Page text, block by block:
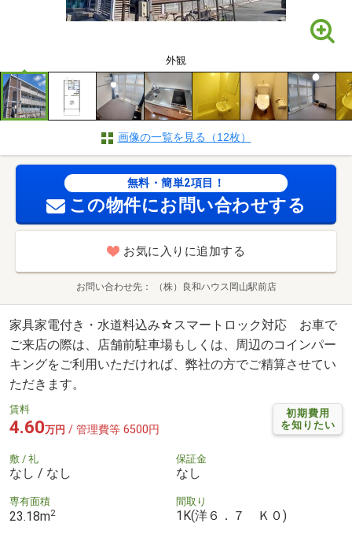
外観
画像の一覧を見る（12枚）
無料・簡単2項目！
この物件にお問い合わせする
お気に入りに追加する
お問い合わせ先 （株）良和ハウス岡山駅前店
家具家電付き・水道料込み☆スマートロック対応 お車で
ご来店の際は、店舗前駐車場もしくは、周辺のコインパー
キングをご利用いただければ、弊社の方でご精算させてい
ただきます。
初期費用
を知りたい
賃料
4.60万円 / 管理費等 6500円
敷 / 礼
なし / なし
保証金
なし
専有面積
23.18m2
間取り
1K(洋６．７ Ｋ０)